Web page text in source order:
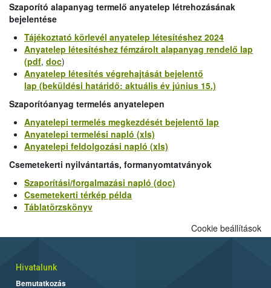
Szaporító alapanyag termelő anyatelep létrehozásának
bejelentése
Tájékoztató körlevél anyatelep létesítéshez 2024
Anyatelep létesítéshez fémzárolt alapanyag rendelő lap
(pdf, doc)
Anyatelep létesítés végrehajtását bejelentő
lap (beküldési határidő: aktuális év június 15.)
Szaporítóanyag termelés anyatelepen
Anyatelepi termelés megkezdését bejelentő lap
Anyatelepi termelési napló (xls)
Anyatelepi feldolgozási napló (xls)
Csemetekerti nyilvántartás, formanyomtatványok
Szaporítási/forgalmazási napló (doc)
Csemetekerti térkép példa
Táblatörzskönyv
Cookie beállítások
Hivatalunk
Bemutatkozás